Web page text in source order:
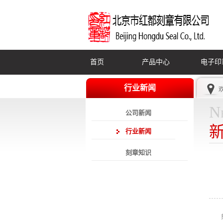
首页 产品中心 电子印
行业新闻
公司新闻
行业新闻
刻章知识
刻